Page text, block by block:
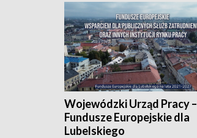
Wojewódzki Urząd Pracy –
Fundusze Europejskie dla
Lubelskiego